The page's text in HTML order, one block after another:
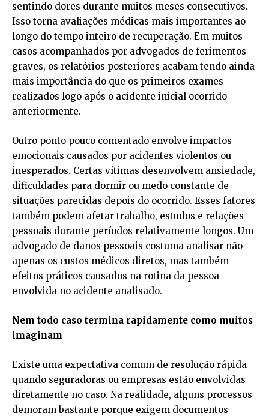
sentindo dores durante muitos meses consecutivos.
Isso torna avaliações médicas mais importantes ao
longo do tempo inteiro de recuperação. Em muitos
casos acompanhados por advogados de ferimentos
graves, os relatórios posteriores acabam tendo ainda
mais importância do que os primeiros exames
realizados logo após o acidente inicial ocorrido
anteriormente.
Outro ponto pouco comentado envolve impactos
emocionais causados por acidentes violentos ou
inesperados. Certas vítimas desenvolvem ansiedade,
dificuldades para dormir ou medo constante de
situações parecidas depois do ocorrido. Esses fatores
também podem afetar trabalho, estudos e relações
pessoais durante períodos relativamente longos. Um
advogado de danos pessoais costuma analisar não
apenas os custos médicos diretos, mas também
efeitos práticos causados na rotina da pessoa
envolvida no acidente analisado.
Nem todo caso termina rapidamente como muitos
imaginam
Existe uma expectativa comum de resolução rápida
quando seguradoras ou empresas estão envolvidas
diretamente no caso. Na realidade, alguns processos
demoram bastante porque exigem documentos